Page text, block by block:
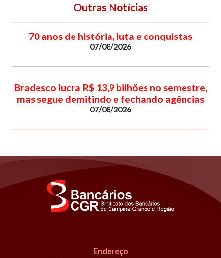
Outras Notícias
70 anos de história, luta e conquistas
07/08/2026
Bradesco lucra R$ 13,9 bilhões no semestre,
mas segue demitindo e fechando agências
07/08/2026
Endereço